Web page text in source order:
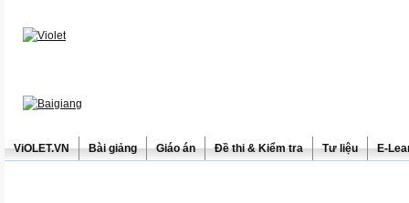
ViOLET.VN Bài giảng Giáo án Đề thi & Kiểm tra Tư liệu E-